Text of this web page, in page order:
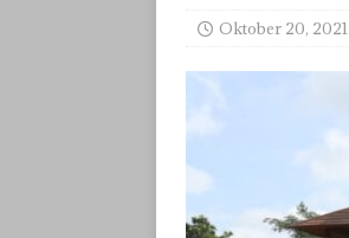
Oktober 20, 2021